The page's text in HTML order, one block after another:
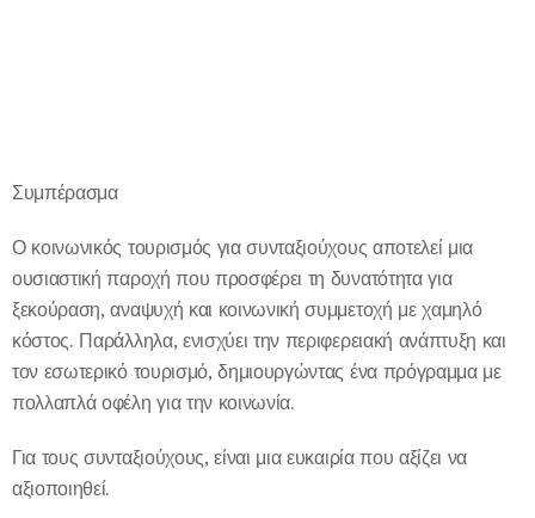
Συμπέρασμα
Ο κοινωνικός τουρισμός για συνταξιούχους αποτελεί μια
ουσιαστική παροχή που προσφέρει τη δυνατότητα για
ξεκούραση, αναψυχή και κοινωνική συμμετοχή με χαμηλό
κόστος. Παράλληλα, ενισχύει την περιφερειακή ανάπτυξη και
τον εσωτερικό τουρισμό, δημιουργώντας ένα πρόγραμμα με
πολλαπλά οφέλη για την κοινωνία.
Για τους συνταξιούχους, είναι μια ευκαιρία που αξίζει να
αξιοποιηθεί.